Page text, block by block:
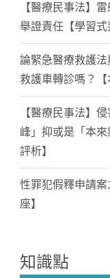
【醫療民事法】
舉證責任【學習式
論緊急醫療救護
救護車轉診嗎？【
【醫療民事法】
峰」抑或是「本
評析】
性罪犯假釋申請
座】
知識點